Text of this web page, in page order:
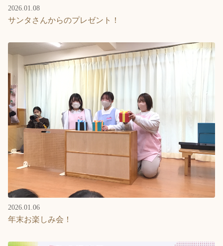
2026.01.08
サンタさんからのプレゼント！
2026.01.06
年末お楽しみ会！